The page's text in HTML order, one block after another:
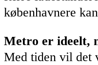
københavnere
Metro er ideelt,
Med tiden vil det